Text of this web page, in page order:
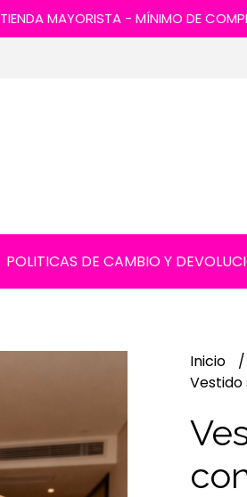
TIENDA MAYORISTA - MÍNIMO DE
POLITICAS DE CAMBIO Y
Inicio